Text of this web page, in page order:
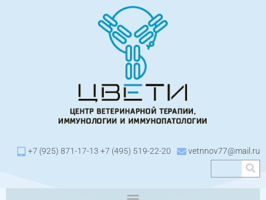
+7 (925) 871-17-13 +7 (495) 519-22-20 vetnnov77@mail.ru